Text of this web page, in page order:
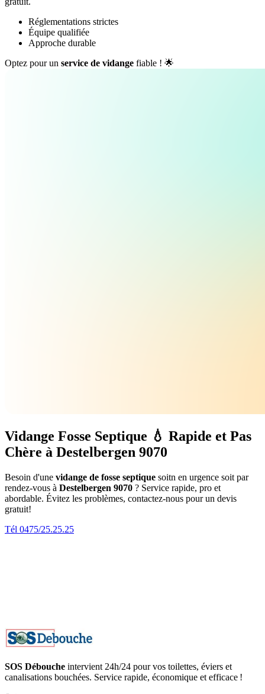
Réglementations strictes
Équipe qualifiée
Approche durable
Optez pour un service de vidange fiable ! 🌟
Vidange Fosse Septique 💧 Rapide et Pas
Chère à Destelbergen 9070
Besoin d'une vidange de fosse septique soitn en urgence soit par
rendez-vous à Destelbergen 9070 ? Service rapide, pro et
abordable. Évitez les problèmes, contactez-nous pour un devis
gratuit!
Tél 0475/25.25.25
SOS Débouche intervient 24h/24 pour vos toilettes, éviers et
canalisations bouchées. Service rapide, économique et efficace !